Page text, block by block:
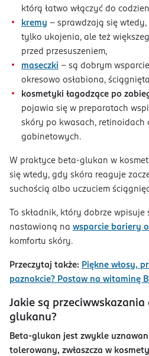
którą łatwo włączyć do
kremy – sprawdzają się
tylko ukojenia, ale też
przed przesuszeniem,
maseczki – są dobrym
okresowo osłabiona,
kosmetyki łagodzące po
pojawia się w preparatach
skóry po kwasach, retinoidach
gabinetowych.
W praktyce beta-glukan w
się wtedy, gdy skóra reaguje
suchością albo uczuciem
To składnik, który dobrze
nastawioną na wsparcie bariery
komfortu skóry.
Przeczytaj także: Piękne włosy,
paznokcie? Postaw na witaminę
Jakie są
glukanu?
Beta-glukan jest zwykle
tolerowany, zwłaszcza w